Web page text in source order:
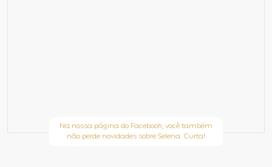
Na nossa página do Facebook, você também
não perde novidades sobre Selena. Curta!